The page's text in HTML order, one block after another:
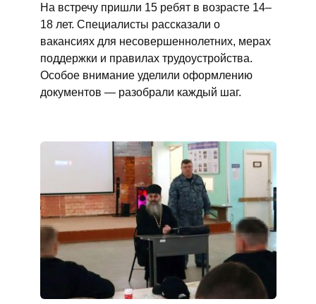
На встречу пришли 15 ребят в возрасте 14–
18 лет. Специалисты рассказали о
вакансиях для несовершеннолетних, мерах
поддержки и правилах трудоустройства.
Особое внимание уделили оформлению
документов — разобрали каждый шаг.